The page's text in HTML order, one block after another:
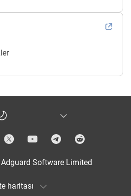
Software Limited
haritası